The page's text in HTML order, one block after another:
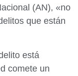
(AN), «no
que están
está
comete un